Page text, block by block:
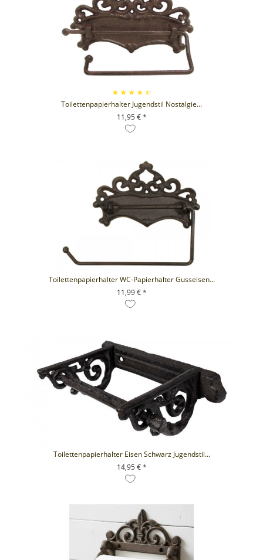
Toilettenpapierhalter Jugendstil Nostalgie...
11,95 € *
+ IN DEN WARENKORB
Toilettenpapierhalter WC-Papierhalter Gusseisen...
11,99 € *
+ IN DEN WARENKORB
Toilettenpapierhalter Eisen Schwarz Jugendstil...
14,95 € *
+ IN DEN WARENKORB